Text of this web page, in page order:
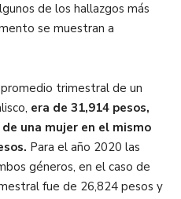
de los hallazgos más
se muestran a
trimestral de un
era de 31,914 pesos,
una mujer en el mismo
Para el año 2020 las
géneros, en el caso de
fue de 26,824 pesos y